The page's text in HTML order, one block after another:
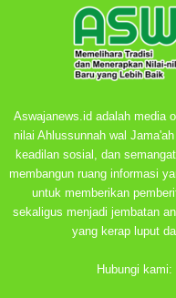
Aswajanews.id adalah media
nilai Ahlussunnah wal
keadilan sosial, dan
membangun ruang informasi
untuk memberikan
sekaligus menjadi jembatan
yang kerap luput
Hubungi kami: